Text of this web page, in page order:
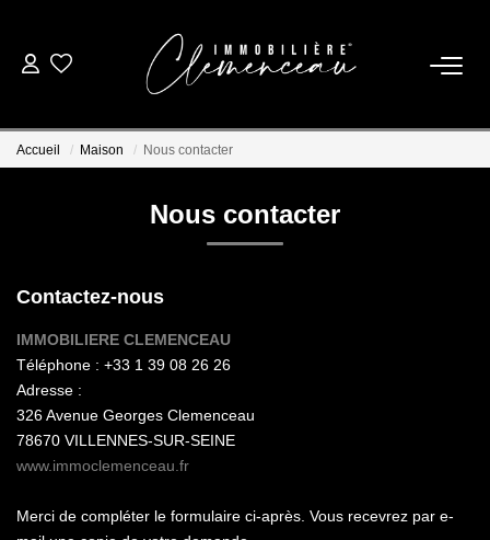
LOCATION
BIENS VENDUS
NOTRE AGENCE
Honoraires
Accueil Maison Nous contacter
Nous contacter
Contactez-nous
IMMOBILIERE CLEMENCEAU
Téléphone : +33 1 39 08 26 26
Adresse :
326 Avenue Georges Clemenceau
78670 VILLENNES-SUR-SEINE
www.immoclemenceau.fr
Merci de compléter le formulaire ci-après. Vous recevrez par e-